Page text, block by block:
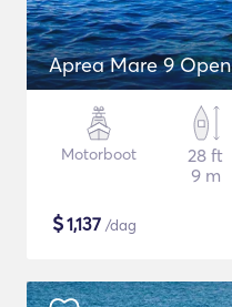
Aprea Mare 9 Open
Motorboot
28 ft
9 m
$1,137 /dag